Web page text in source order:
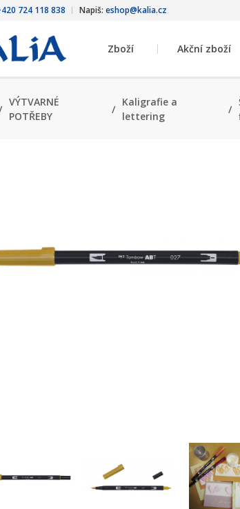
724 118 838 Napiš: eshop@kalia.cz
Zboží Akční zboží
VÝTVARNÉ
POTŘEBY
/
Kaligrafie a
lettering
/